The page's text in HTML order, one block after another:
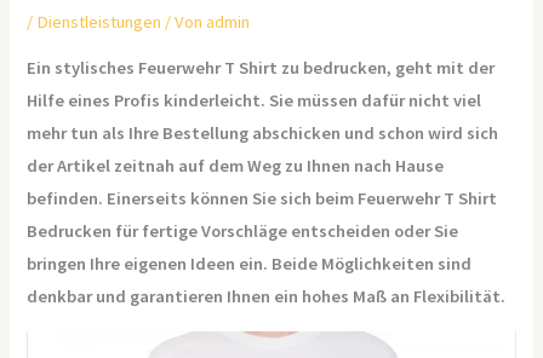
/ Dienstleistungen / Vonadmin
Ein stylisches Feuerwehr T Shirt zu bedrucken, geht mit der
Hilfe eines Profis kinderleicht. Sie müssen dafür nicht viel
mehr tun als Ihre Bestellung abschicken und schon wird sich
der Artikel zeitnah auf dem Weg zu Ihnen nach Hause
befinden. Einerseits können Sie sich beim Feuerwehr T Shirt
Bedrucken für fertige Vorschläge entscheiden oder Sie
bringen Ihre eigenen Ideen ein. Beide Möglichkeiten sind
denkbar und garantieren Ihnen ein hohes Maß an Flexibilität.